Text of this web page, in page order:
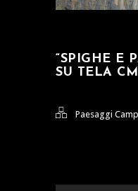
“SPIGHE E
SU TELA
Paesaggi